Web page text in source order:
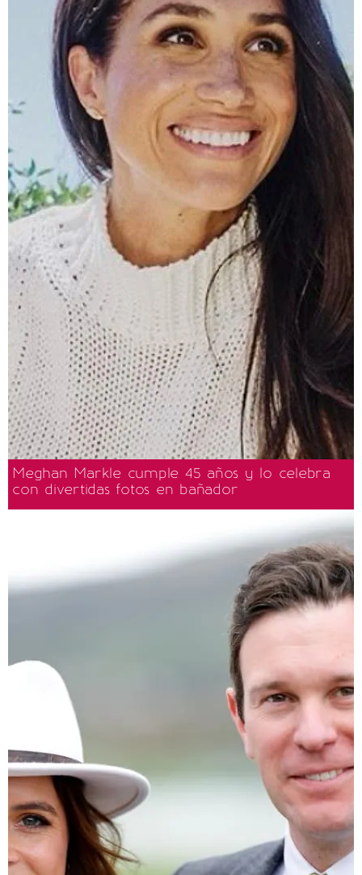
Meghan Markle cumple 45 años y lo celebra
con divertidas fotos en bañador